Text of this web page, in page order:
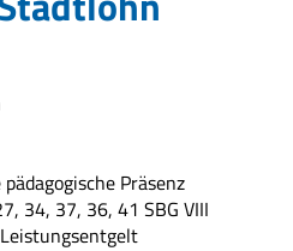
Präsenz
34, 37, 36, 41 SBG VIII